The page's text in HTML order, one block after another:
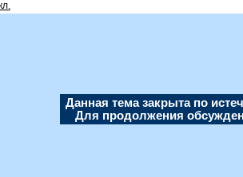
Данная тема закрыта по
Для продолжения